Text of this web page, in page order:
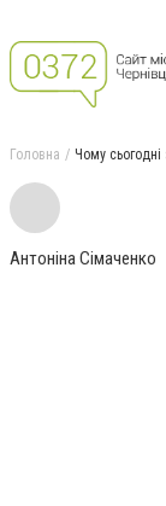
Головна Чому
Антоніна Сімаченко